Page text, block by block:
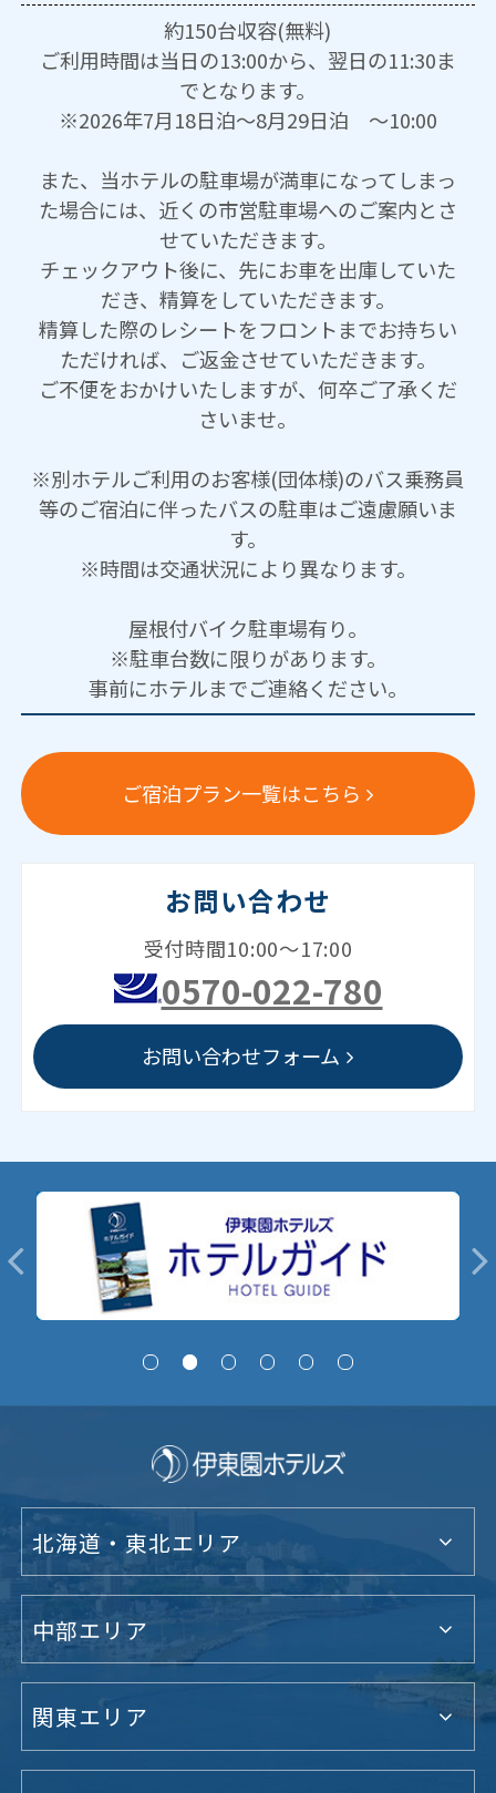
約150台収容(無料)
ご利用時間は当日の13:00から、翌日の11:30ま
でとなります。
※2026年7月18日泊～8月29日泊 ～10:00
また、当ホテルの駐車場が満車になってしまっ
た場合には、近くの市営駐車場へのご案内とさ
せていただきます。
チェックアウト後に、先にお車を出庫していた
だき、精算をしていただきます。
精算した際のレシートをフロントまでお持ちい
ただければ、ご返金させていただきます。
ご不便をおかけいたしますが、何卒ご了承くだ
さいませ。
※別ホテルご利用のお客様(団体様)のバス乗務員
等のご宿泊に伴ったバスの駐車はご遠慮願いま
す。
※時間は交通状況により異なります。
屋根付バイク駐車場有り。
※駐車台数に限りがあります。
事前にホテルまでご連絡ください。
ご宿泊プラン一覧はこちら
お問い合わせ
受付時間10:00～17:00
0570-022-780
お問い合わせフォーム
北海道・東北エリア
中部エリア
関東エリア